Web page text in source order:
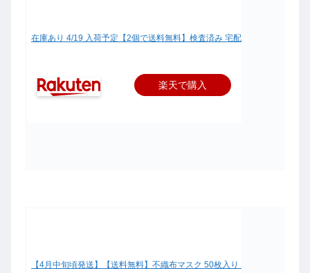
在庫あり 4/19 入荷予定【2個で送料無料】検査済み 宅配発送【お一人8
楽天で購入
【4月中旬頃発送】【送料無料】不織布マスク 50枚入り ≪2箱(計100枚